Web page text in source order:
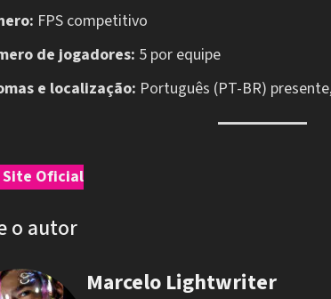
FPS competitivo
de jogadores: 5 por equipe
e localização: Português (PT-BR)
Site Oficial
o autor
Marcelo Lightwriter